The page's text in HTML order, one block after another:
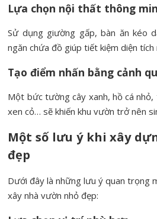
Lựa chọn nội thất thông
Sử dụng giường gấp, bàn ăn kéo
ngăn chứa đồ giúp tiết kiệm diện tích
Tạo điểm nhấn bằng cảnh
Một bức tường cây xanh, hồ cá nhỏ,
xen cỏ… sẽ khiến khu vườn trở nên
Một số lưu ý khi xây
đẹp
Dưới đây là những lưu ý quan trọng
xây nhà vườn nhỏ đẹp: